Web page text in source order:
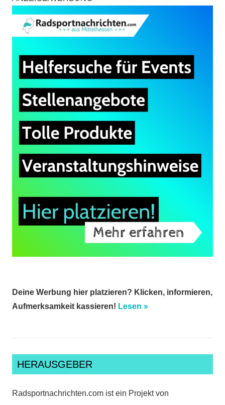
Deine Werbung hier platzieren? Klicken, informieren,
Aufmerksamkeit kassieren! Lesen »
HERAUSGEBER
Radsportnachrichten.com ist ein Projekt von